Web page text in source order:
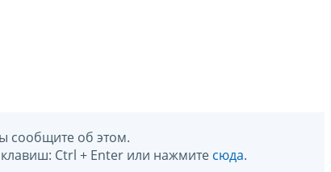
сообщите об этом.
Ctrl + Enter или нажмите сюда.